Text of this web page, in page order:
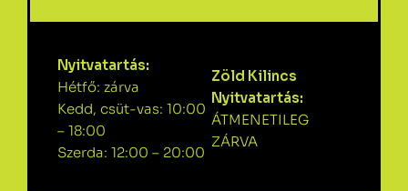
Nyitvatartás:
Hétfő: zárva
Kedd, csüt-vas: 10:00
– 18:00
Szerda: 12:00 – 20:00
Zöld Kilincs
Nyitvatartás:
ÁTMENETILEG
ZÁRVA